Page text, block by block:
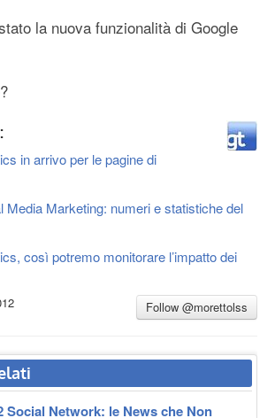
la nuova funzionalità di Google
in arrivo per le pagine di
Media Marketing: numeri e statistiche del
così potremo monitorare l’impatto dei
Follow @morettolss
Social Network: le News che Non